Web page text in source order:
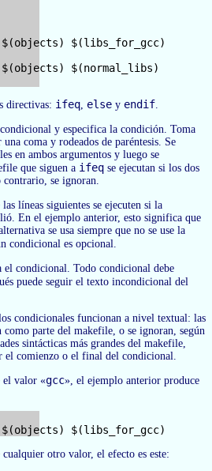
$(libs_for_gcc)
$(normal_libs)
directivas: ifeq, else y endif.
y especifica la condición. Toma
coma y rodeados de paréntesis. Se
en ambos argumentos y luego se
que siguen a ifeq se ejecutan si los dos
contrario, se ignoran.
las líneas siguientes se ejecuten si la
En el ejemplo anterior, esto significa que
se usa siempre que no se use la
condicional es opcional.
el condicional. Todo condicional debe
puede seguir el texto incondicional del
condicionales funcionan a nivel textual: las
parte del makefile, o se ignoran, según
sintácticas más grandes del makefile,
el comienzo o el final del condicional.
el valor «gcc», el ejemplo anterior produce
cualquier otro valor, el efecto es este: